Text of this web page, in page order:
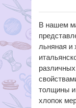
В нашем
льняная и
толщины и
хлопок